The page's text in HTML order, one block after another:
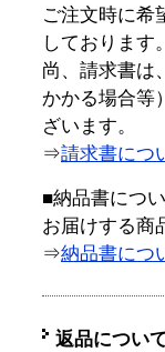
ご注文時に希
しております。
尚、請求書は
かかる場合等
ざいます。
⇒請求書につ
■納品書につ
お届けする商
⇒納品書につ
返品につい